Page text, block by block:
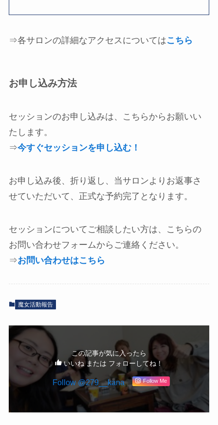
⇒各サロンの詳細なアクセスについてはこちら
お申し込み方法
セッションのお申し込みは、こちらからお願いい
たします。
⇒今すぐセッションを申し込む！
お申し込み後、折り返し、当サロンよりお返事さ
せていただいて、正式な予約完了となります。
セッションについてご相談したい方は、こちらの
お問い合わせフォームからご連絡ください。
⇒お問い合わせはこちら
魔女活動報告
この記事が気に入ったら
いいね または フォローしてね！
Follow @279__kana Follow Me